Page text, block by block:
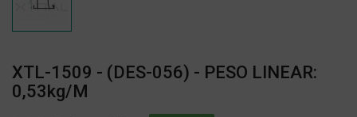
XTL-1509 - (DES-056) - PESO LINEAR:
0,53kg/m